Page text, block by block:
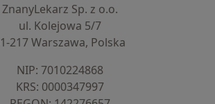
ZnanyLekarz Sp. z o.o.
ul. Kolejowa 5/7
217 Warszawa, Polska
NIP: ⁠7010224868
KRS: ⁠0000347997